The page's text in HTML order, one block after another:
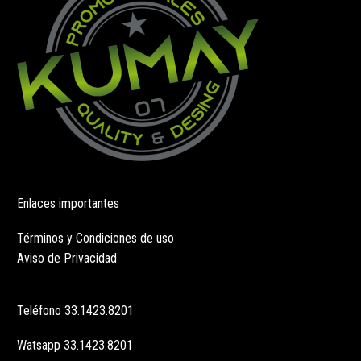
la
página
de
producto
Enlaces importantes
Términos y Condiciones de uso
Aviso de Privacidad
Teléfono 33.1423.8201
Watsapp 33.1423.8201